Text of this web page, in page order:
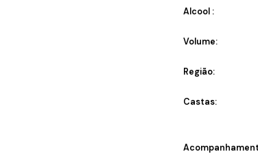
Alcool :
Volume:
Região:
Castas: